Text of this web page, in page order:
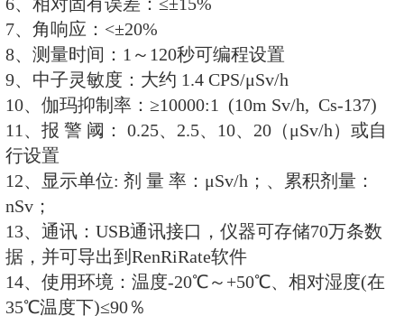
3、数字及标尺显示剂量率状态。
4、中、英文双语菜单式操作界面
5、数字式LCD液晶显示，高亮背
6、可存储70万条剂量率，能随时
失。
7、USB数据接口，可将数据上传
8、剂量率超阈值后声、光报警功
9、超阈值报警、阻塞报警、探测
能。